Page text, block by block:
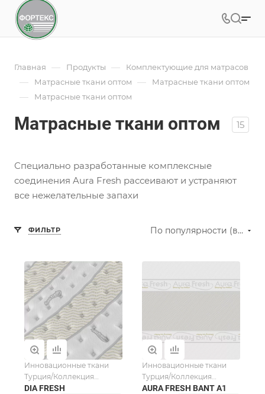
Главная — Продукты — Комплектующие для матрасов
— Матрасные ткани оптом — Матрасные ткани оптом
— Матрасные ткани оптом
Матрасные ткани оптом 15
Специально разработанные комплексные
соединения Aura Fresh рассеивают и устраняют
все нежелательные запахи
ФИЛЬТР По популярности (возрастание)
Инновационные ткани
Турция/Коллекция
AuraFresh
DIA FRESH
Инновационные ткани
Турция/Коллекция
AuraFresh
AURA FRESH BANT A1